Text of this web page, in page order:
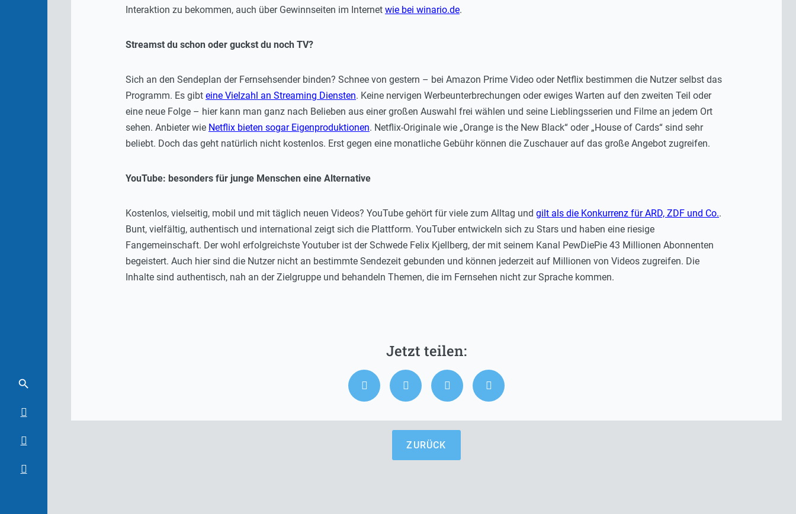
Interaktion zu bekommen, auch über Gewinnseiten im Internet wie bei winario.de.
Streamst du schon oder guckst du noch TV?
Sich an den Sendeplan der Fernsehsender binden? Schnee von gestern – bei Amazon Prime Video oder Netflix bestimmen die Nutzer selbst das
Programm. Es gibt eine Vielzahl an Streaming Diensten. Keine nervigen Werbeunterbrechungen oder ewiges Warten auf den zweiten Teil oder
eine neue Folge – hier kann man ganz nach Belieben aus einer großen Auswahl frei wählen und seine Lieblingsserien und Filme an jedem Ort
sehen. Anbieter wie Netflix bieten sogar Eigenproduktionen. Netflix-Originale wie „Orange is the New Black“ oder „House of Cards“ sind sehr
beliebt. Doch das geht natürlich nicht kostenlos. Erst gegen eine monatliche Gebühr können die Zuschauer auf das große Angebot zugreifen.
YouTube: besonders für junge Menschen eine Alternative
Kostenlos, vielseitig, mobil und mit täglich neuen Videos? YouTube gehört für viele zum Alltag und gilt als die Konkurrenz für ARD, ZDF und Co..
Bunt, vielfältig, authentisch und international zeigt sich die Plattform. YouTuber entwickeln sich zu Stars und haben eine riesige
Fangemeinschaft. Der wohl erfolgreichste Youtuber ist der Schwede Felix Kjellberg, der mit seinem Kanal PewDiePie 43 Millionen Abonnenten
begeistert. Auch hier sind die Nutzer nicht an bestimmte Sendezeit gebunden und können jederzeit auf Millionen von Videos zugreifen. Die
Inhalte sind authentisch, nah an der Zielgruppe und behandeln Themen, die im Fernsehen nicht zur Sprache kommen.
ZURÜCK